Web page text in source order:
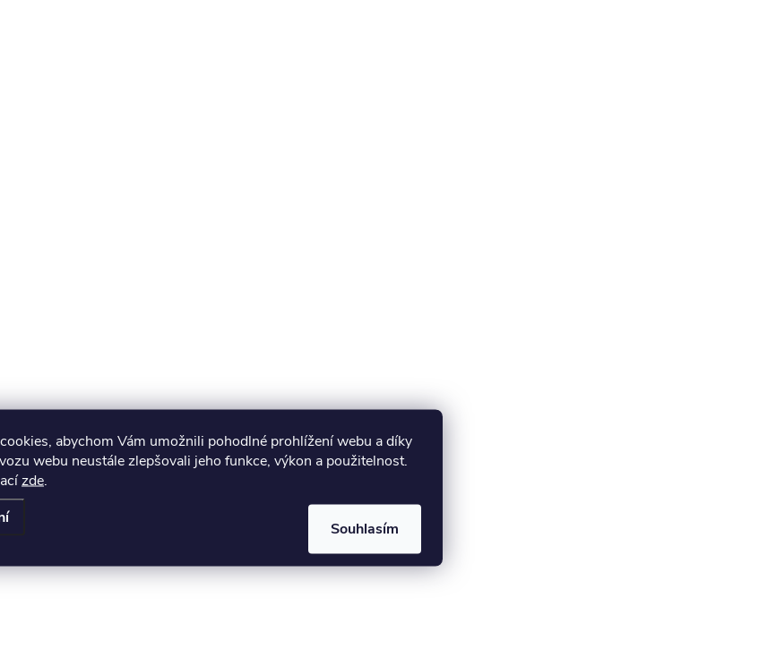
abychom Vám umožnili pohodlné prohlížení webu a díky
webu neustále zlepšovali jeho funkce, výkon a použitelnost.
zde.
Souhlasím